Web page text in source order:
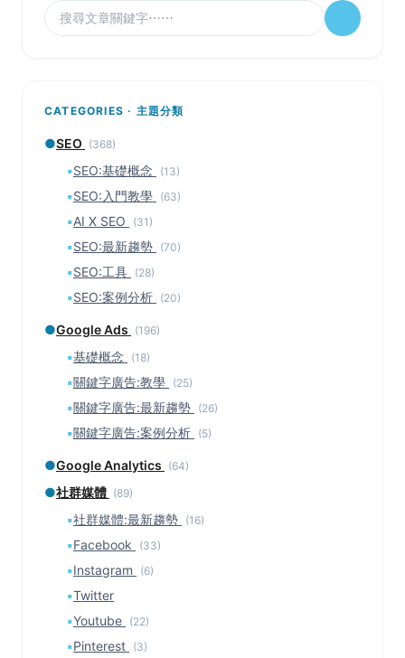
CATEGORIES · 主題分類
●SEO (368)
▪SEO:基礎概念 (13)
▪SEO:入門教學 (63)
▪AI X SEO (31)
▪SEO:最新趨勢 (70)
▪SEO:工具 (28)
▪SEO:案例分析 (20)
●Google Ads (196)
▪基礎概念 (18)
▪關鍵字廣告:教學 (25)
▪關鍵字廣告:最新趨勢 (26)
▪關鍵字廣告:案例分析 (5)
●Google Analytics (64)
●社群媒體 (89)
▪社群媒體:最新趨勢 (16)
▪Facebook (33)
▪Instagram (6)
▪Twitter
▪Youtube (22)
▪Pinterest (3)